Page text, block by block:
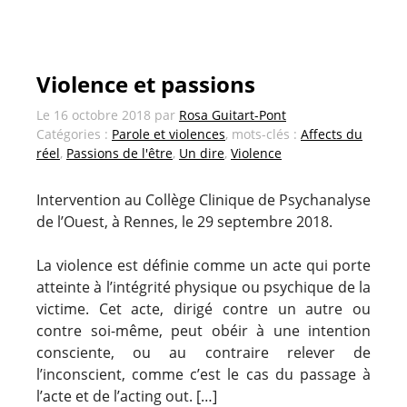
Violence et passions
Le 16 octobre 2018 par Rosa Guitart-Pont
Catégories : Parole et violences, mots-clés : Affects du
réel, Passions de l'être, Un dire, Violence
Intervention au Collège Clinique de Psychanalyse
de l’Ouest, à Rennes, le 29 septembre 2018.
La violence est définie comme un acte qui porte
atteinte à l’intégrité physique ou psychique de la
victime. Cet acte, dirigé contre un autre ou
contre soi-même, peut obéir à une intention
consciente, ou au contraire relever de
l’inconscient, comme c’est le cas du passage à
l’acte et de l’acting out. […]